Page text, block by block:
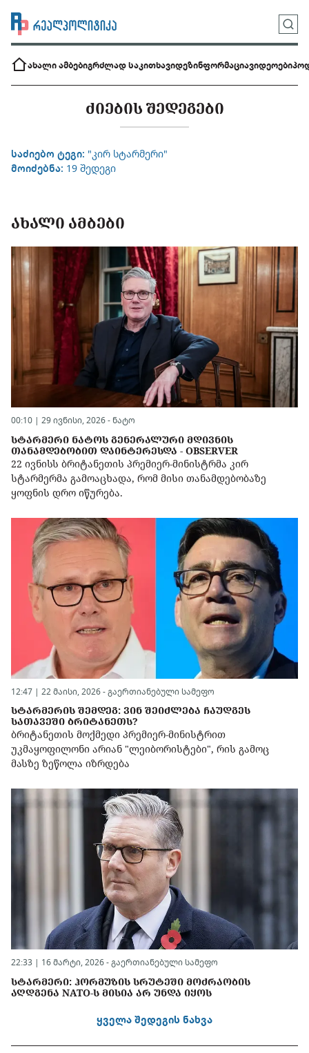
ახალი ამბებიგრძლად საკითხავიდეზინფორმაციავიდეოები
ᲫᲘᲔᲑᲘᲡ ᲨᲔᲓᲔᲒᲔᲑᲘ
საძიებო ტეგი: "კირ სტარმერი"
მოიძებნა: 19 შედეგი
ᲐᲮᲐᲚᲘ ᲐᲛᲑᲔᲑᲘ
00:10 | 29 ივნისი, 2026 - ნატო
ᲡᲢᲐᲠᲛᲔᲠᲘ ᲜᲐᲢᲝᲡ ᲒᲔᲜᲔᲠᲐᲚᲣᲠᲘ ᲛᲓᲘᲕᲜᲘᲡ
ᲗᲐᲜᲐᲛᲓᲔᲑᲝᲑᲘᲗ ᲓᲐᲘᲜᲢᲔᲠᲔᲡᲓᲐ - OBSERVER
22 ივნისს ბრიტანეთის პრემიერ-მინისტრმა კირ
სტარმერმა გამოაცხადა, რომ მისი თანამდებობაზე
ყოფნის დრო იწურება.
12:47 | 22 მაისი, 2026 - გაერთიანებული სამეფო
ᲡᲢᲐᲠᲛᲔᲠᲘᲡ ᲨᲔᲛᲓᲔᲒ: ᲕᲘᲜ ᲨᲔᲘᲫᲚᲔᲑᲐ ᲩᲐᲣᲓᲒᲔᲡ
ᲡᲐᲗᲐᲕᲔᲨᲘ ᲑᲠᲘᲢᲐᲜᲔᲗᲡ?
ბრიტანეთის მოქმედი პრემიერ-მინისტრით
უკმაყოფილონი არიან "ლეიბორისტები", რის გამოც
მასზე ზეწოლა იზრდება
22:33 | 16 მარტი, 2026 - გაერთიანებული სამეფო
ᲡᲢᲐᲠᲛᲔᲠᲘ: ᲰᲝᲠᲛᲣᲖᲘᲡ ᲡᲠᲣᲢᲔᲨᲘ ᲛᲝᲫᲠᲐᲝᲑᲘᲡ
ᲐᲦᲓᲒᲔᲜᲐ NATO-Ს ᲛᲘᲡᲘᲐ ᲐᲠ ᲣᲜᲓᲐ ᲘᲧᲝᲡ
ყველა შედეგის ნახვა